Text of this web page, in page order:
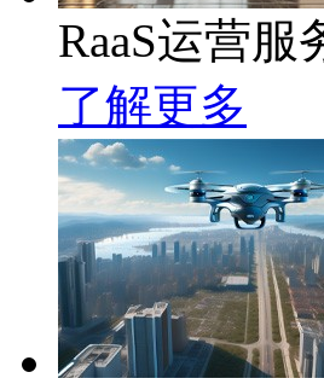
RaaS运营服
了解更多